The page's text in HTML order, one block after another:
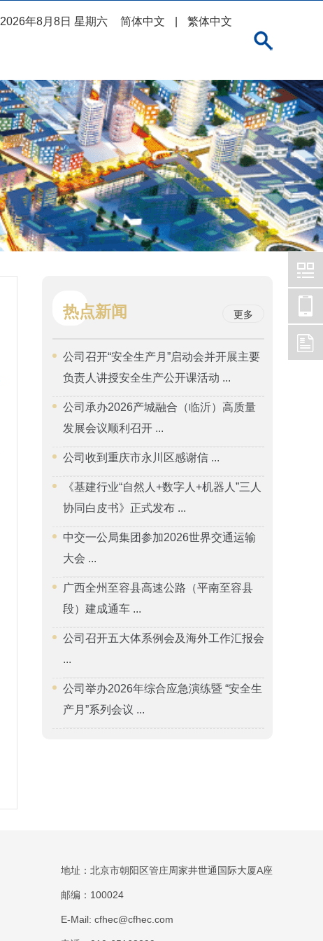
2026年8月8日 星期六 简体中文 繁体中文
热点新闻 更多
公司召开“安全生产月”启动会并开展主要
负责人讲授安全生产公开课活动 ...
公司承办2026产城融合（临沂）高质量
发展会议顺利召开 ...
公司收到重庆市永川区感谢信 ...
《基建行业“自然人+数字人+机器人”三人
协同白皮书》正式发布 ...
中交一公局集团参加2026世界交通运输
大会 ...
广西全州至容县高速公路（平南至容县
段）建成通车 ...
公司召开五大体系例会及海外工作汇报会
...
公司举办2026年综合应急演练暨 “安全生
产月”系列会议 ...
地址：北京市朝阳区管庄周家井世通国际大厦A座
邮编：100024
E-Mail: cfhec@cfhec.com